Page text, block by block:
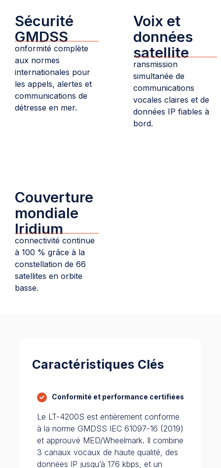
Sécurité
GMDSS
onformité complète
aux normes
internationales pour
les appels, alertes et
communications de
détresse en mer.
Voix et
données
satellite
ransmission
simultanée de
communications
vocales claires et de
données IP fiables à
bord.
Couverture
mondiale
Iridium
connectivité continue
à 100 % grâce à la
constellation de 66
satellites en orbite
basse.
Caractéristiques Clés
Conformité et performance certifiées
Le LT-4200S est entièrement conforme
à la norme GMDSS IEC 61097-16 (2019)
et approuvé MED/Wheelmark. Il combine
3 canaux vocaux de haute qualité, des
données IP jusqu’à 176 kbps, et un